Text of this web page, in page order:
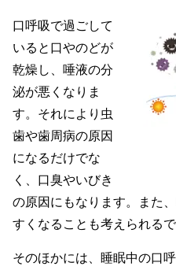
口呼吸で過ごして
いると口やのどが
乾燥し、唾液の分
泌が悪くなりま
す。それにより虫
歯や歯周病の原因
になるだけでな
く、口臭やいびき
の原因にもなります。また
すくなることも考えられるで
そのほかには、睡眠中の口